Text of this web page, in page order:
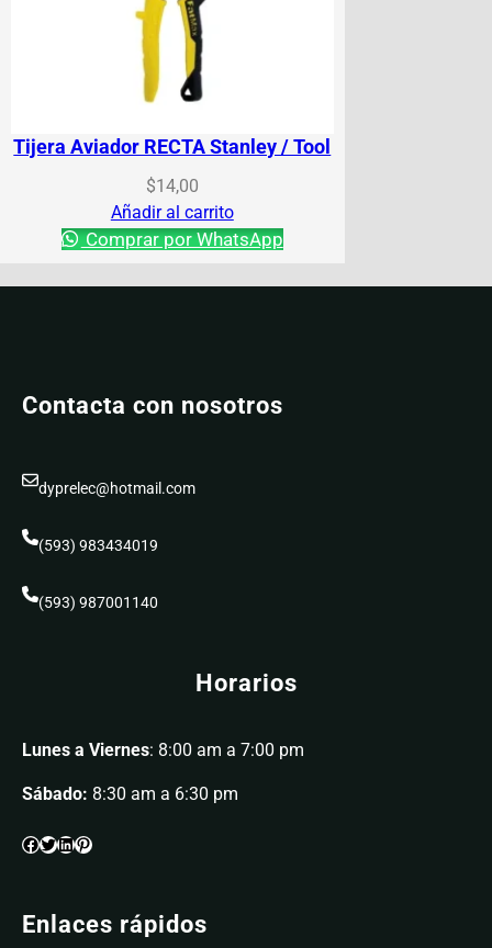
Tijera Aviador RECTA Stanley / Tool
$14,00
Añadir al carrito
Comprar por WhatsApp
Contacta con nosotros
dyprelec@hotmail.com
(593) 983434019
(593) 987001140
Horarios
Lunes a Viernes: 8:00 am a 7:00 pm
Sábado: 8:30 am a 6:30 pm
Enlaces rápidos